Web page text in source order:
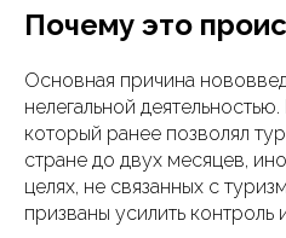
Почему это
Основная причина
нелегальной
который ранее позволял
стране до двух месяцев,
целях, не связанных с
призваны усилить